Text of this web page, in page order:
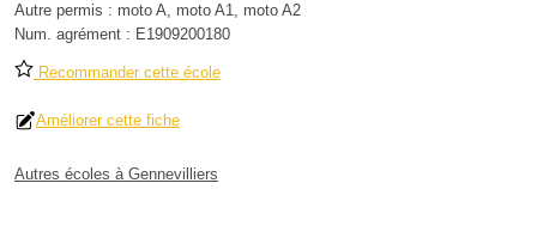
Autre permis : moto A, moto A1, moto A2
Num. agrément : E1909200180
Recommander cette école
Améliorer cette fiche
Autres écoles à Gennevilliers